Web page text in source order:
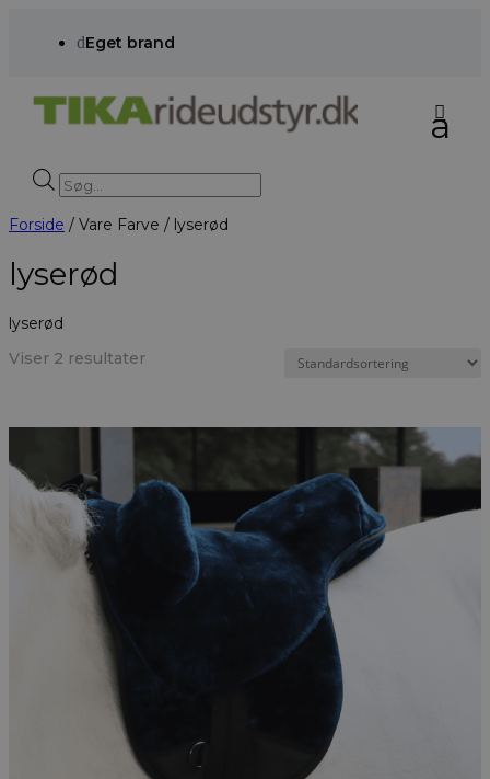
dEget brand
Products
search
Forside / Vare Farve / lyserød
lyserød
lyserød
Viser 2 resultater